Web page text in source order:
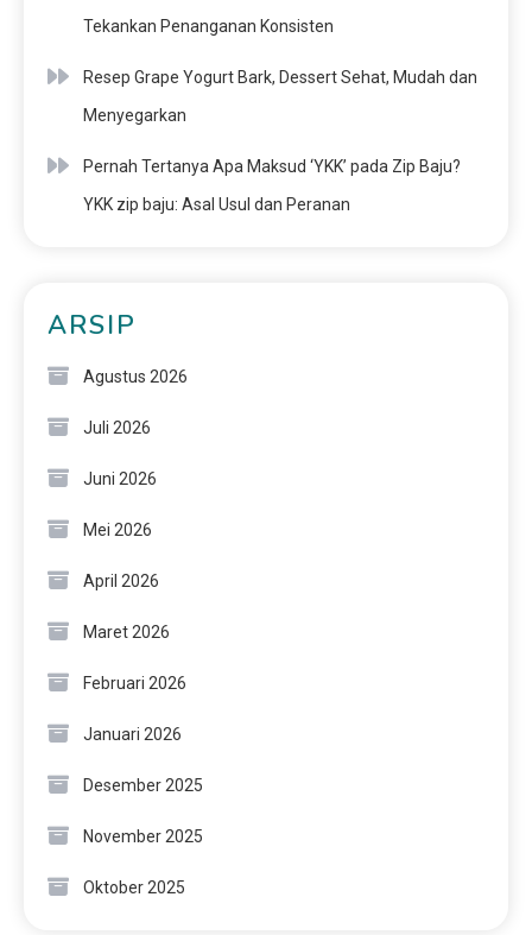
Tekankan Penanganan Konsisten
Resep Grape Yogurt Bark, Dessert Sehat, Mudah dan
Menyegarkan
Pernah Tertanya Apa Maksud ‘YKK’ pada Zip Baju?
YKK zip baju: Asal Usul dan Peranan
ARSIP
Agustus 2026
Juli 2026
Juni 2026
Mei 2026
April 2026
Maret 2026
Februari 2026
Januari 2026
Desember 2025
November 2025
Oktober 2025